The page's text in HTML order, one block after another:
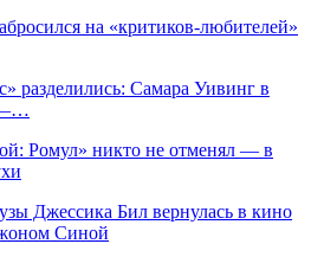
на «критиков-любителей»
разделились: Самара Уивинг в
—…
Ромул» никто не отменял — в
Джессика Бил вернулась в кино
Синой